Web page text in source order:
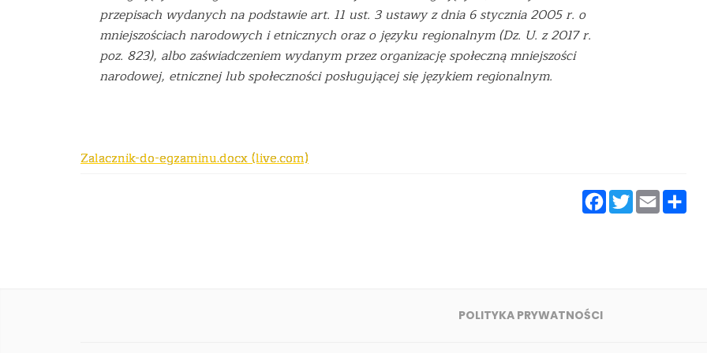
przepisach wydanych na podstawie art. 11 ust. 3 ustawy z dnia 6 stycznia 2005 r. o
mniejszościach narodowych i etnicznych oraz o języku regionalnym (Dz. U. z 2017 r.
poz. 823), albo zaświadczeniem wydanym przez organizację społeczną mniejszości
narodowej, etnicznej lub społeczności posługującej się językiem regionalnym.
Zalacznik-do-egzaminu.docx (live.com)
Facebook
Twitter
POLITYKA PRYWATNOŚCI